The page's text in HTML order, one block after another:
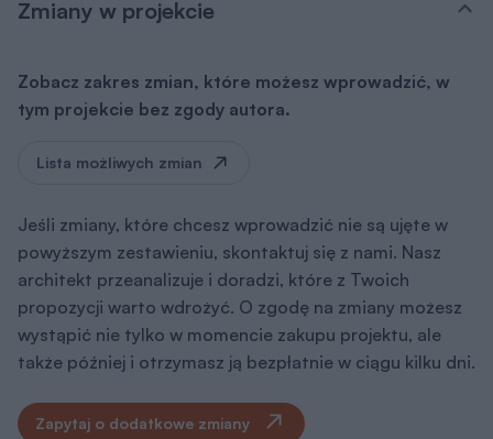
Zmiany w projekcie
Zobacz zakres zmian, które możesz wprowadzić, w
tym projekcie bez zgody autora.
Lista możliwych zmian
Jeśli zmiany, które chcesz wprowadzić nie są ujęte w
powyższym zestawieniu, skontaktuj się z nami. Nasz
architekt przeanalizuje i doradzi, które z Twoich
propozycji warto wdrożyć. O zgodę na zmiany możesz
wystąpić nie tylko w momencie zakupu projektu, ale
także później i otrzymasz ją bezpłatnie w ciągu kilku dni.
Zapytaj o dodatkowe zmiany